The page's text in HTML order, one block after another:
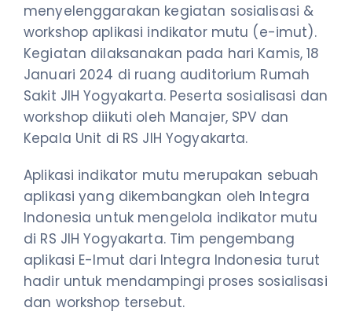
menyelenggarakan kegiatan sosialisasi &
workshop aplikasi indikator mutu (e-imut).
Kegiatan dilaksanakan pada hari Kamis, 18
Januari 2024 di ruang auditorium Rumah
Sakit JIH Yogyakarta. Peserta sosialisasi dan
workshop diikuti oleh Manajer, SPV dan
Kepala Unit di RS JIH Yogyakarta.
Aplikasi indikator mutu merupakan sebuah
aplikasi yang dikembangkan oleh Integra
Indonesia untuk mengelola indikator mutu
di RS JIH Yogyakarta. Tim pengembang
aplikasi E-Imut dari Integra Indonesia turut
hadir untuk mendampingi proses sosialisasi
dan workshop tersebut.